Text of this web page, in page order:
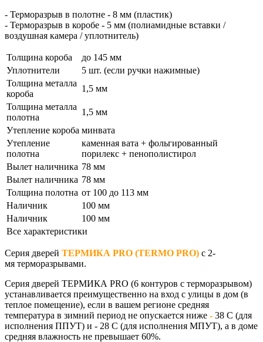
- Терморазрыв в полотне - 8 мм (пластик)
- Терморазрыв в коробе - 5 мм (полиамидные вставки /
воздушная камера / уплотнитель)
Толщина короба
до 145 мм
Уплотнители
5 шт. (если ручки нажимные)
Толщина металла
короба
1,5 мм
Толщина металла
полотна
1,5 мм
Утепление короба минвата
Утепление
полотна
каменная вата + фольгированный
порилекс + пенополистирол
Вылет наличника 78 мм
Вылет наличника 78 мм
Толщина полотна от 100 до 113 мм
Наличник
100 мм
Наличник
100 мм
Все характеристики
Серия дверей ТЕРМИКА PRO (TERMO PRO) с 2-
мя терморазрывами.
Серия дверей ТЕРМИКА PRO (6 контуров с терморазрывом)
устанавливается преимущественно на вход с улицы в дом (в
теплое помещение), если в вашем регионе средняя
температура в зимний период не опускается ниже - 38 С (для
исполнения ППУТ) и - 28 С (для исполнения МПУТ), а в доме
средняя влажность не превышает 60%.